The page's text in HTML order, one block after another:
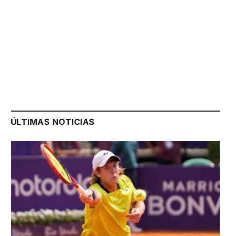
ÚLTIMAS NOTICIAS